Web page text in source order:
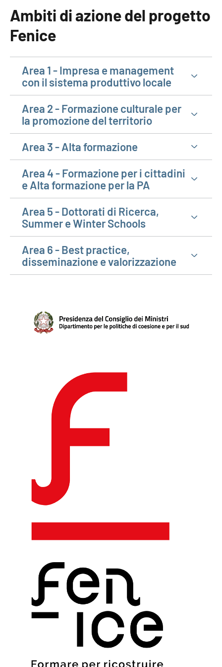
Ambiti di azione del progetto
Fenice
Area 1 - Impresa e management
con il sistema produttivo locale
Area 2 - Formazione culturale per
la promozione del territorio
Area 3 - Alta formazione
Area 4 - Formazione per i cittadini
e Alta formazione per la PA
Area 5 - Dottorati di Ricerca,
Summer e Winter Schools
Area 6 - Best practice,
disseminazione e valorizzazione